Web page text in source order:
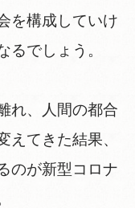
を構成していけ
るでしょう。
れ、人間の都合
えてきた結果、
のが新型コロナ